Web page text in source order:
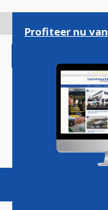
gaan
Magazine
Profiteer nu